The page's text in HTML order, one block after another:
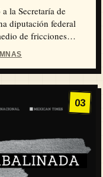
la Secretaría de
diputación federal
de fricciones
judiciales
del oficialismo en
y Veracruz.
03